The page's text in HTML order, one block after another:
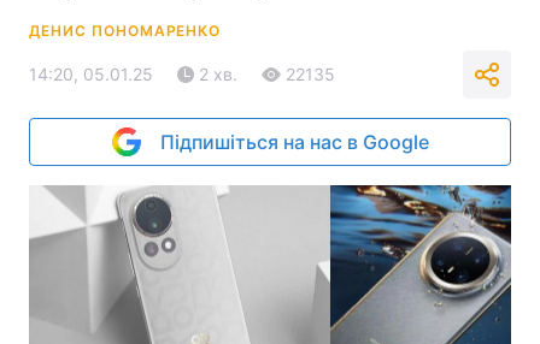
ДЕНИС ПОНОМАРЕНКО
14:20, 05.01.25 2 хв. 22135
Підпишіться на нас в Google